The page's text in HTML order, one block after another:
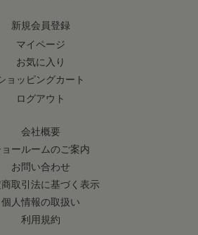
新規会員登録
マイページ
お気に入り
ョッピングカート
ログアウト
会社概要
ョールームのご案内
お問い合わせ
取引法に基づく表示
個人情報の取扱い
利用規約